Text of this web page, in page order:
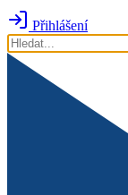
Přihlášení